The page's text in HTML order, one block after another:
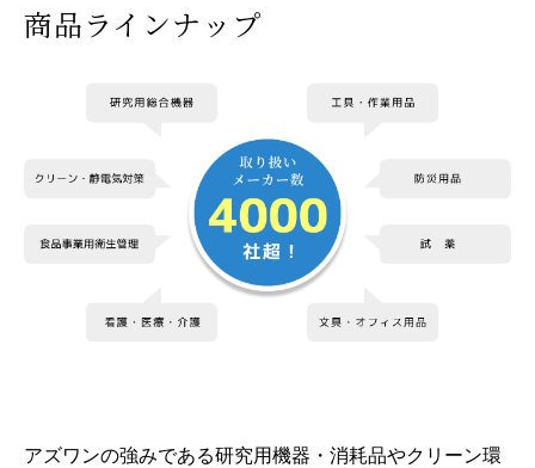
商品ラインナップ
アズワンの強みである研究用機器・消耗品やクリーン環